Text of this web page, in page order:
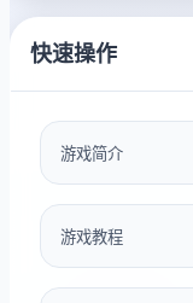
快速操作
游戏简介
游戏教程